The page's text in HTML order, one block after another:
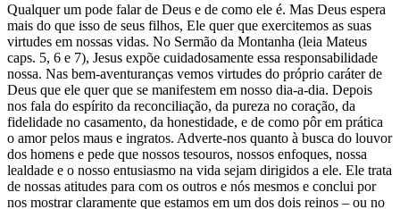
Qualquer um pode falar de Deus e de como ele é. Mas Deus espera
mais do que isso de seus filhos, Ele quer que exercitemos as suas
virtudes em nossas vidas. No Sermão da Montanha (leia Mateus
caps. 5, 6 e 7), Jesus expõe cuidadosamente essa responsabilidade
nossa. Nas bem-aventuranças vemos virtudes do próprio caráter de
Deus que ele quer que se manifestem em nosso dia-a-dia. Depois
nos fala do espírito da reconciliação, da pureza no coração, da
fidelidade no casamento, da honestidade, e de como pôr em prática
o amor pelos maus e ingratos. Adverte-nos quanto à busca do louvor
dos homens e pede que nossos tesouros, nossos enfoques, nossa
lealdade e o nosso entusiasmo na vida sejam dirigidos a ele. Ele trata
de nossas atitudes para com os outros e nós mesmos e conclui por
nos mostrar claramente que estamos em um dos dois reinos – ou no